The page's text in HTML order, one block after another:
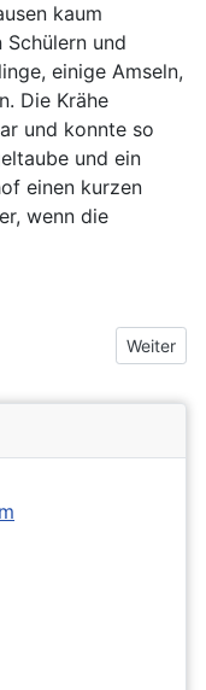
kaum
und
einige Amseln,
Die Krähe
und konnte so
und ein
einen kurzen
wenn die
2024 Nächster
Weiter